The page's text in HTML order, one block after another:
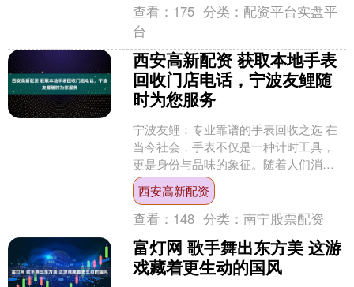
查看： 175 分类： 配资平台实盘平
台
西安高新配资 获取本地手表
回收门店电话，宁波友鲤随
时为您服务
宁波友鲤：专业靠谱的手表回收之选 在
当今社会，手表不仅是一种计时工具，
更是身份与品味的象征。随着人们消费
观念的转变和时尚潮流的快速更迭，手
表回收行业应运而生。在....
西安高新配资
查看： 148 分类：南宁股票配资
富灯网 歌手舞出东方美 这游
戏藏着更生动的国风